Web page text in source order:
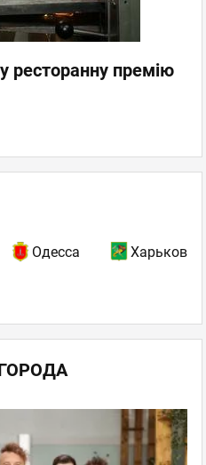
ресторанну премію
Одесса Харьков